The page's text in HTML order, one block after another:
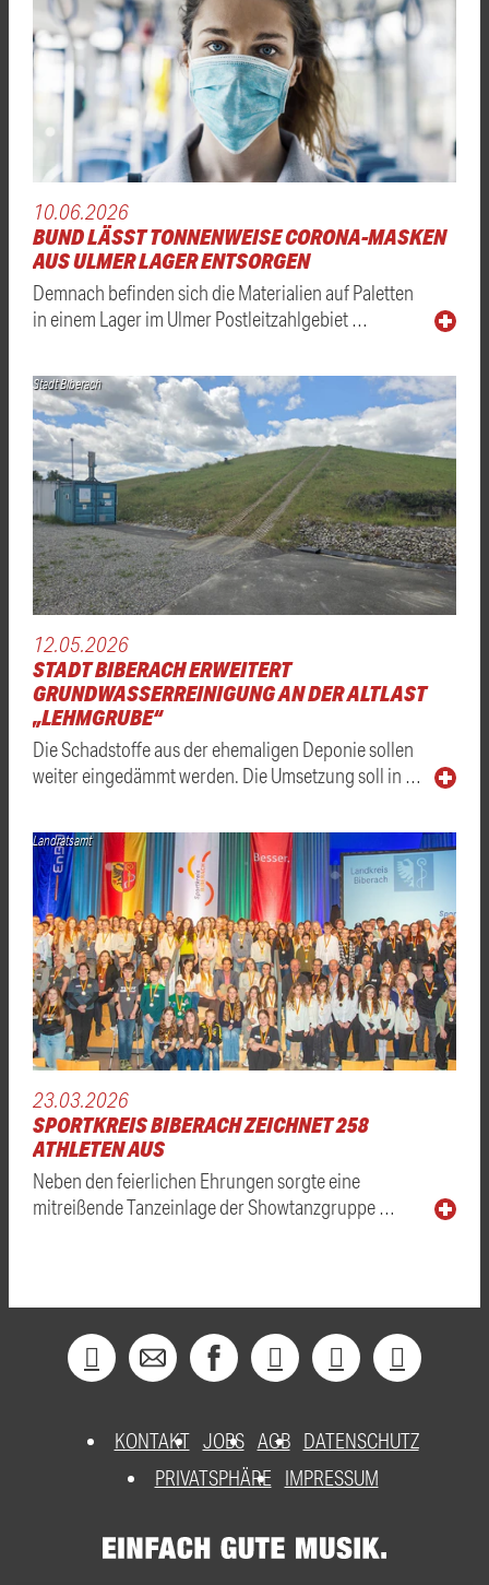
10.06.2026
BUND LÄSST TONNENWEISE CORONA-MASKEN
AUS ULMER LAGER ENTSORGEN
Demnach befinden sich die Materialien auf Paletten
in einem Lager im Ulmer Postleitzahlgebiet …
Stadt Biberach
12.05.2026
STADT BIBERACH ERWEITERT
GRUNDWASSERREINIGUNG AN DER ALTLAST
„LEHMGRUBE“
Die Schadstoffe aus der ehemaligen Deponie sollen
weiter eingedämmt werden. Die Umsetzung soll in …
Landratsamt
23.03.2026
SPORTKREIS BIBERACH ZEICHNET 258
ATHLETEN AUS
Neben den feierlichen Ehrungen sorgte eine
mitreißende Tanzeinlage der Showtanzgruppe …
KONTAKT JOBS AGB DATENSCHUTZ
PRIVATSPHÄRE
IMPRESSUM